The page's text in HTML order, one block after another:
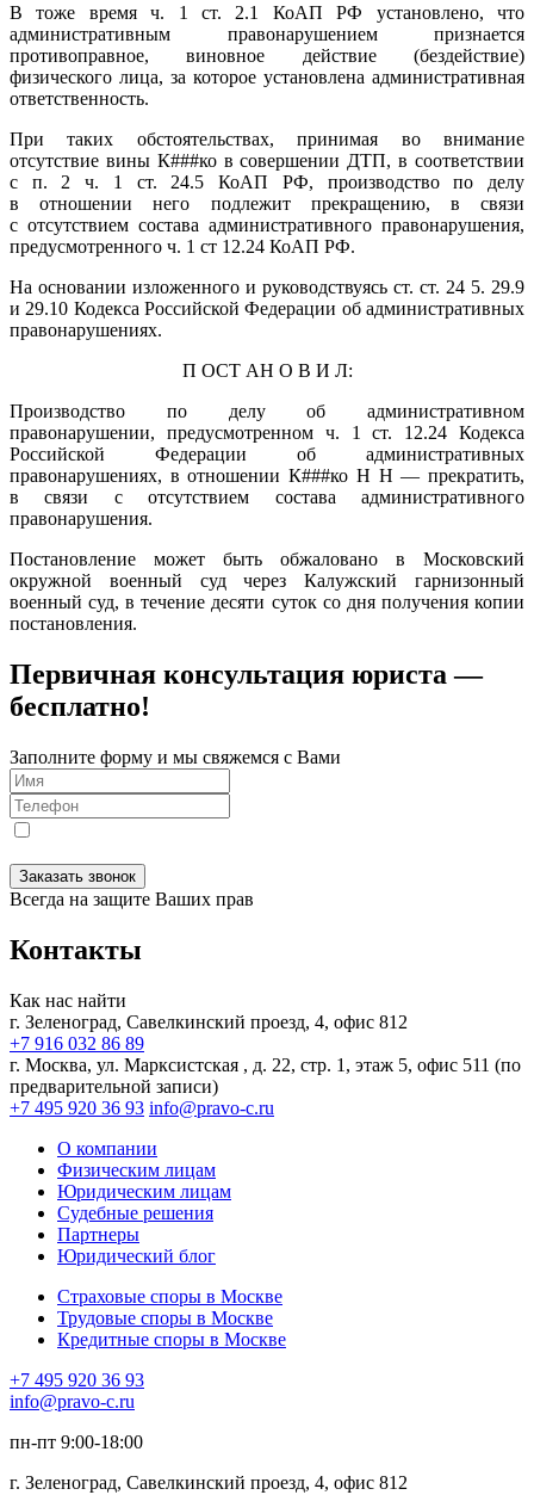
В тоже время ч. 1 ст. 2.1 КоАП РФ установлено, что
административным правонарушением признается
противоправное, виновное действие (бездействие)
физического лица, за которое установлена административная
ответственность.
При таких обстоятельствах, принимая во внимание
отсутствие вины К###ко в совершении ДТП, в соответствии
с п. 2 ч. 1 ст. 24.5 КоАП РФ, производство по делу
в отношении него подлежит прекращению, в связи
с отсутствием состава административного правонарушения,
предусмотренного ч. 1 ст 12.24 КоАП РФ.
На основании изложенного и руководствуясь ст. ст. 24 5. 29.9
и 29.10 Кодекса Российской Федерации об административных
правонарушениях.
П ОСТ АН О В И Л:
Производство по делу об административном
правонарушении, предусмотренном ч. 1 ст. 12.24 Кодекса
Российской Федерации об административных
правонарушениях, в отношении К###ко Н Н — прекратить,
в связи с отсутствием состава административного
правонарушения.
Постановление может быть обжаловано в Московский
окружной военный суд через Калужский гарнизонный
военный суд, в течение десяти суток со дня получения копии
постановления.
Первичная консультация юриста —
бесплатно!
Заполните форму и мы свяжемся с Вами
Заказать звонок
Всегда на защите Ваших прав
Контакты
Как нас найти
г. Зеленоград, Савелкинский проезд, 4, офис 812
+7 916 032 86 89
г. Москва, ул. Марксистская , д. 22, стр. 1, этаж 5, офис 511 (по
предварительной записи)
+7 495 920 36 93 info@pravo-c.ru
О компании
Физическим лицам
Юридическим лицам
Судебные решения
Партнеры
Юридический блог
Страховые споры в Москве
Трудовые споры в Москве
Кредитные споры в Москве
+7 495 920 36 93
info@pravo-c.ru
пн-пт 9:00-18:00
г. Зеленоград, Савелкинский проезд, 4, офис 812